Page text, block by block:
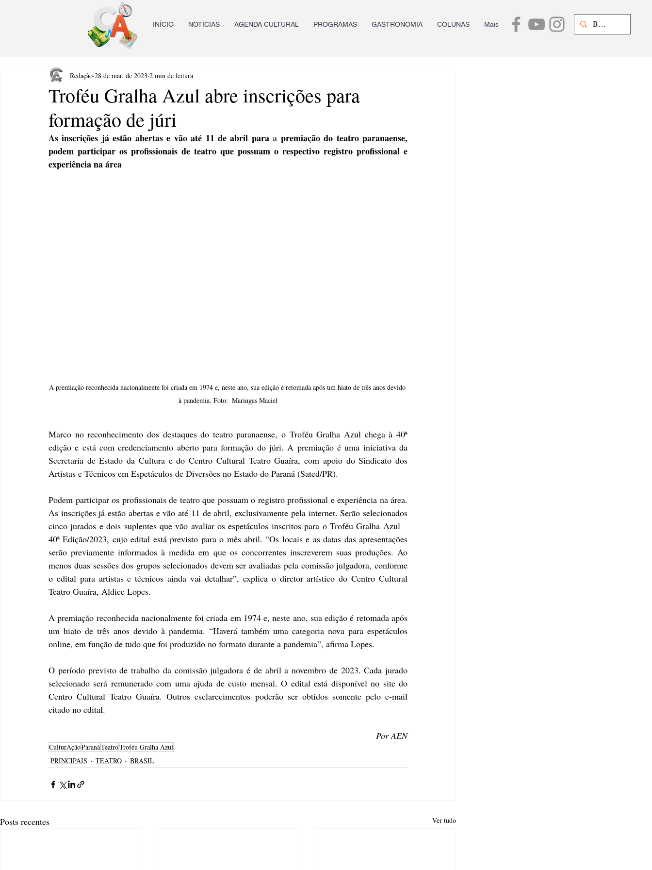
INÍCIO NOTICIAS AGENDA CULTURAL PROGRAMAS GASTRONOMIA COLUNAS Mais
Troféu Gralha Azul abre inscrições para
formação de júri
Redação 28 de mar. de 2023 2 min de leitura
As inscrições já estão abertas e vão até 11 de abril para a premiação do teatro paranaense,
podem participar os profissionais de teatro que possuam o respectivo registro profissional e
experiência na área
A premiação reconhecida nacionalmente foi criada em 1974 e, neste ano, sua edição é retomada após um hiato de três anos devido
à pandemia. Foto:  Maringas Maciel
Marco no reconhecimento dos destaques do teatro paranaense, o Troféu Gralha Azul chega à 40ª
edição e está com credenciamento aberto para formação do júri. A premiação é uma iniciativa da
Secretaria de Estado da Cultura e do Centro Cultural Teatro Guaíra, com apoio do Sindicato dos
Artistas e Técnicos em Espetáculos de Diversões no Estado do Paraná (Sated/PR).
Podem participar os profissionais de teatro que possuam o registro profissional e experiência na área.
As inscrições já estão abertas e vão até 11 de abril, exclusivamente pela internet. Serão selecionados
cinco jurados e dois suplentes que vão avaliar os espetáculos inscritos para o Troféu Gralha Azul –
40ª Edição/2023, cujo edital está previsto para o mês abril. “Os locais e as datas das apresentações
serão previamente informados à medida em que os concorrentes inscreverem suas produções. Ao
menos duas sessões dos grupos selecionados devem ser avaliadas pela comissão julgadora, conforme
o edital para artistas e técnicos ainda vai detalhar”, explica o diretor artístico do Centro Cultural
Teatro Guaíra, Aldice Lopes.
A premiação reconhecida nacionalmente foi criada em 1974 e, neste ano, sua edição é retomada após
um hiato de três anos devido à pandemia. “Haverá também uma categoria nova para espetáculos
online, em função de tudo que foi produzido no formato durante a pandemia”, afirma Lopes.
O período previsto de trabalho da comissão julgadora é de abril a novembro de 2023. Cada jurado
selecionado será remunerado com uma ajuda de custo mensal. O edital está disponível no site do
Centro Cultural Teatro Guaíra. Outros esclarecimentos poderão ser obtidos somente pelo e-mail
citado no edital.
Por AEN
CulturAçãoParanáTeatroTroféu Gralha Azul
PRINCIPAIS
TEATRO BRASIL
Posts recentes Ver tudo